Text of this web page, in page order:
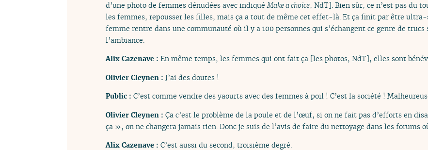
d’une photo de femmes dénudées avec indiquéMake a choice, NdT]. Bien sûr, ce n’est pas du
les femmes, repousser les filles, mais ça a tout de même cet effet-là. Et ça finit par être
femme rentre dans une communauté où il y a 100 personnes qui s’échangent ce genre de
l’ambiance.
Alix Cazenave : En même temps, les femmes qui ont fait ça [les photos, NdT], elles sont
Olivier Cleynen : J’ai des doutes !
Public : C’est comme vendre des yaourts avec des femmes à poil ! C’est la société !
Olivier Cleynen : Ça c’est le problème de la poule et de l’œuf, si on ne fait pas d’efforts en
ça », on ne changera jamais rien. Donc je suis de l’avis de faire du nettoyage dans les forums
Alix Cazenave : C’est aussi du second, troisième degré.